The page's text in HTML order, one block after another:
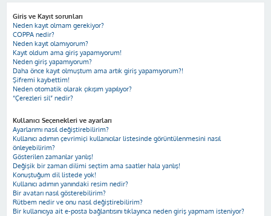
Giriş ve Kayıt sorunları
Neden kayıt olmam gerekiyor?
COPPA nedir?
Neden kayıt olamıyorum?
Kayıt oldum ama giriş yapamıyorum!
Neden giriş yapamıyorum?
Daha önce kayıt olmuştum ama artık giriş yapamıyorum?!
Şifremi kaybettim!
Neden otomatik olarak çıkışım yapılıyor?
“Çerezleri sil” nedir?
Kullanıcı Seçenekleri ve ayarları
Ayarlarımı nasıl değiştirebilirim?
Kullanıcı adımın çevrimiçi kullanıcılar listesinde görüntülenmesini nasıl
önleyebilirim?
Gösterilen zamanlar yanlış!
Değişik bir zaman dilimi seçtim ama saatler hala yanlış!
Konuştuğum dil listede yok!
Kullanıcı adımın yanındaki resim nedir?
Bir avatarı nasıl gösterebilirim?
Rütbem nedir ve onu nasıl değiştirebilirim?
Bir kullanıcıya ait e-posta bağlantısını tıklayınca neden giriş yapmam isteniyor?